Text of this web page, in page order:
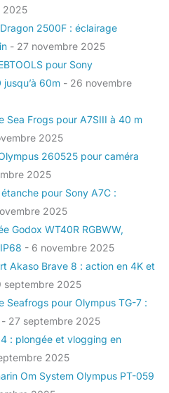
2025
2500F : éclairage
- 27 novembre 2025
pour Sony
60m - 26 novembre
Sea Frogs pour A7SIII à 40 m
2025
260525 pour caméra
2025
pour Sony A7C :
2025
Godox WT40R RGBWW,
- 6 novembre 2025
Akaso Brave 8 : action en 4K et
septembre 2025
Seafrogs pour Olympus TG-7 :
- 27 septembre 2025
: plongée et vlogging en
2025
Om System Olympus PT-059